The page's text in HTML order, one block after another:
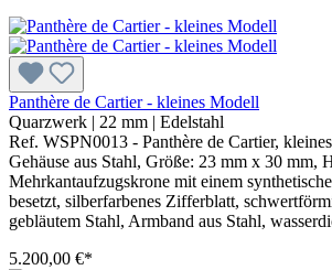
Panthère de Cartier - kleines Modell
Quarzwerk | 22 mm | Edelstahl
Ref. WSPN0013 - Panthère de Cartier,
Gehäuse aus Stahl, Größe: 23 mm x 30 mm,
Mehrkantaufzugskrone mit einem
besetzt, silberfarbenes Zifferblatt,
gebläutem Stahl, Armband aus Stahl,
5.200,00 €*